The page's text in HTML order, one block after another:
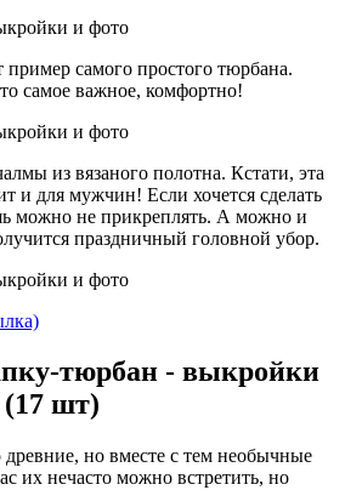
пример самого простого тюрбана.
самое важное, комфортно!
из вязаного полотна. Кстати, эта
и для мужчин! Если хочется сделать
можно не прикреплять. А можно и
праздничный головной убор.
тюрбан - выкройки
шт)
но вместе с тем необычные
их нечасто можно встретить, но